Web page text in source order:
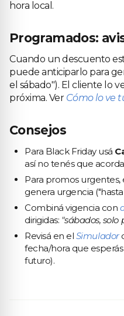
hora local.
Programados:
Cuando un descuento
puede anticiparlo para
el sábado"). El cliente lo
próxima. Ver Cómo lo ve
Consejos
Para Black Friday usá
así no tenés que
Para promos urgentes,
genera urgencia ("hasta
Combiná vigencia con
dirigidas: "sábados, solo
Revisá en el Simulador
fecha/hora que
futuro).